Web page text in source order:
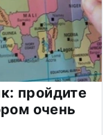
пройдите
очень